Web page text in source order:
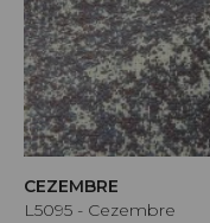
CEZEMBRE
L5095 - Cezembre